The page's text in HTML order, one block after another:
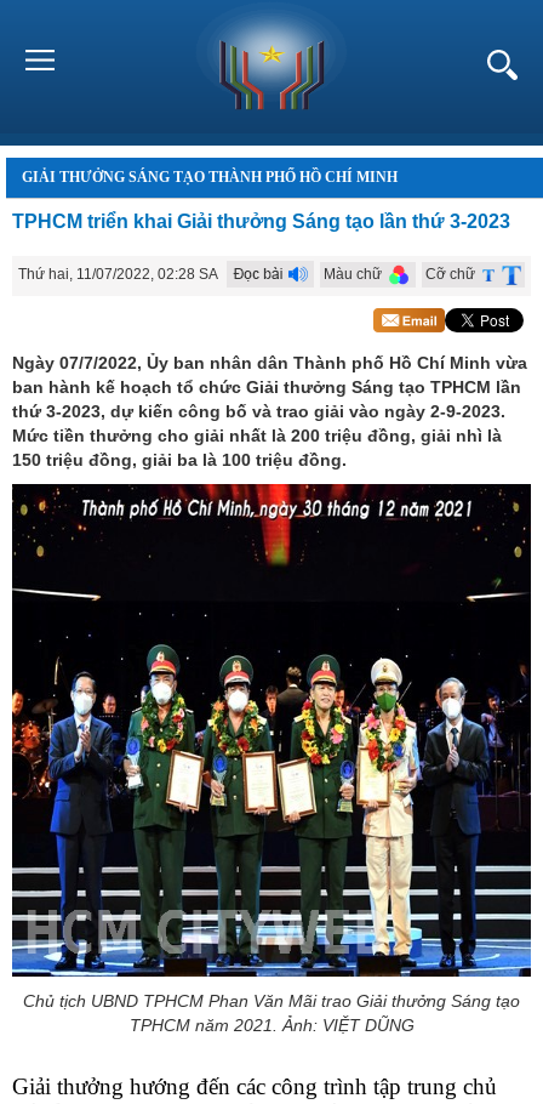
GIẢI THƯỞNG SÁNG TẠO THÀNH PHỐ HỒ CHÍ MINH
TPHCM triển khai Giải thưởng Sáng tạo lần thứ 3-2023
Thứ hai, 11/07/2022, 02:28 SA Cỡ chữ
Màu chữ
Ngày 07/7/2022, Ủy ban nhân dân Thành phố Hồ Chí Minh vừa
ban hành kế hoạch tổ chức Giải thưởng Sáng tạo TPHCM lần
thứ 3-2023, dự kiến công bố và trao giải vào ngày 2-9-2023.
Mức tiền thưởng cho giải nhất là 200 triệu đồng, giải nhì là
150 triệu đồng, giải ba là 100 triệu đồng.
Chủ tịch UBND TPHCM Phan Văn Mãi trao Giải thưởng Sáng tạo
TPHCM năm 2021. Ảnh: VIỆT DŨNG
Giải thưởng hướng đến các công trình tập trung chủ